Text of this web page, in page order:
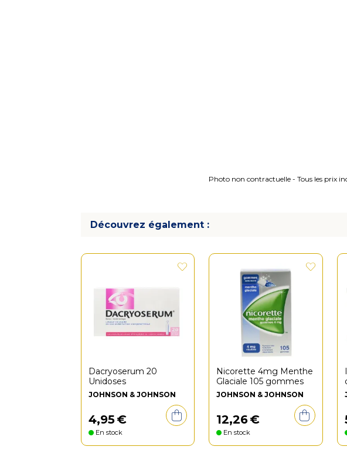
Photo non contractuelle - Tous les prix
Découvrez également :
Dacryoserum 20
Unidoses
JOHNSON & JOHNSON
4,95€
En stock
Nicorette 4mg Menthe
Glaciale 105 gommes
JOHNSON & JOHNSON
12,26€
En stock